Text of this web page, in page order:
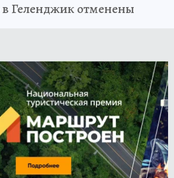
в Геленджик отменены